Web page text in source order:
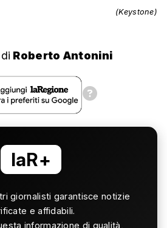
(Keystone)
di Roberto Antonini
laR+
giornalisti garantisce notizie
e affidabili.
informazione di qualità,